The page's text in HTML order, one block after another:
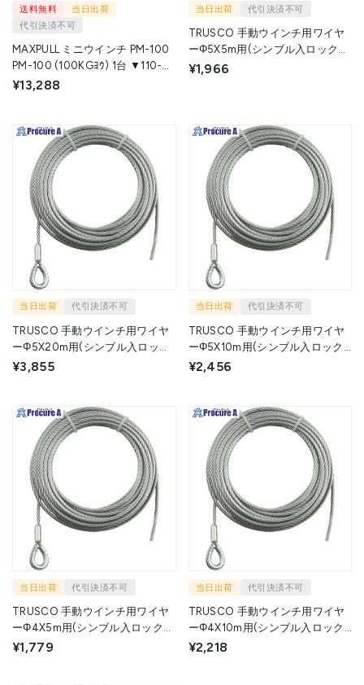
送料無料
当日出荷
代引決済不可
MAXPULL ミニウインチ PM-100
PM-100 (100KGﾖｳ) 1台 ▼110-
1315
¥13,288
当日出荷 代引決済不可
TRUSCO 手動ウインチ用ワイヤ
ーΦ5X5m用(シンブル入ロック加
¥1,966
当日出荷 代引決済不可
TRUSCO 手動ウインチ用ワイヤ
ーΦ5X20m用(シンブル入ロック
¥3,855
当日出荷 代引決済不可
TRUSCO 手動ウインチ用ワイヤ
ーΦ5X10m用(シンブル入ロック
¥2,456
当日出荷 代引決済不可
TRUSCO 手動ウインチ用ワイヤ
ーΦ4X5m用(シンブル入ロック加
¥1,779
当日出荷 代引決済不可
TRUSCO 手動ウインチ用ワイヤ
ーΦ4X10m用(シンブル入ロック
¥2,218